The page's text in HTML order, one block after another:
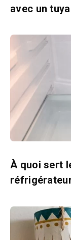
avec un
À quoi sert